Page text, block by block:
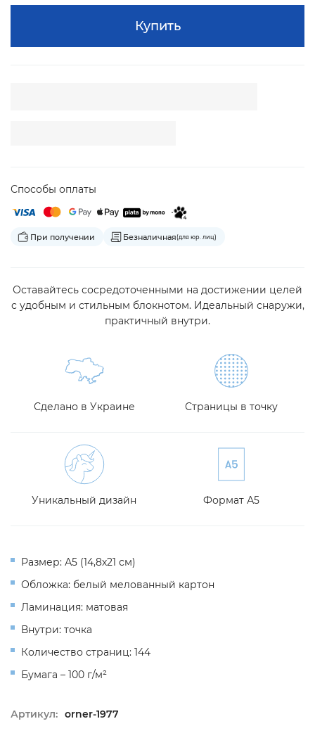
Купить
Способы оплаты
При получении Безналичная(для юр. лиц)
Оставайтесь сосредоточенными на достижении целей
с удобным и стильным блокнотом. Идеальный снаружи,
практичный внутри.
Сделано в Украине Страницы в точку
Уникальный дизайн Формат А5
Размер: А5 (14,8х21 см)
Обложка: белый мелованный картон
Ламинация: матовая
Внутри: точка
Количество страниц: 144
Бумага – 100 г/м²
Артикул: orner-1977